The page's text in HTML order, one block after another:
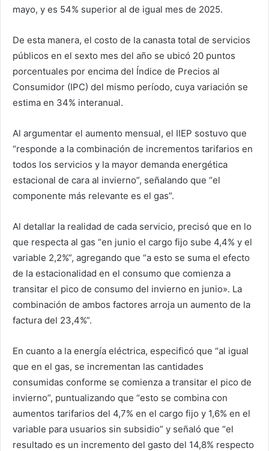
mayo, y es 54% superior al de igual mes de 2025.
De esta manera, el costo de la canasta total de servicios
públicos en el sexto mes del año se ubicó 20 puntos
porcentuales por encima del Índice de Precios al
Consumidor (IPC) del mismo período, cuya variación se
estima en 34% interanual.
Al argumentar el aumento mensual, el IIEP sostuvo que
“responde a la combinación de incrementos tarifarios en
todos los servicios y la mayor demanda energética
estacional de cara al invierno”, señalando que “el
componente más relevante es el gas”.
Al detallar la realidad de cada servicio, precisó que en lo
que respecta al gas “en junio el cargo fijo sube 4,4% y el
variable 2,2%”, agregando que “a esto se suma el efecto
de la estacionalidad en el consumo que comienza a
transitar el pico de consumo del invierno en junio». La
combinación de ambos factores arroja un aumento de la
factura del 23,4%”.
En cuanto a la energía eléctrica, especificó que “al igual
que en el gas, se incrementan las cantidades
consumidas conforme se comienza a transitar el pico de
invierno”, puntualizando que “esto se combina con
aumentos tarifarios del 4,7% en el cargo fijo y 1,6% en el
variable para usuarios sin subsidio” y señaló que “el
resultado es un incremento del gasto del 14,8% respecto